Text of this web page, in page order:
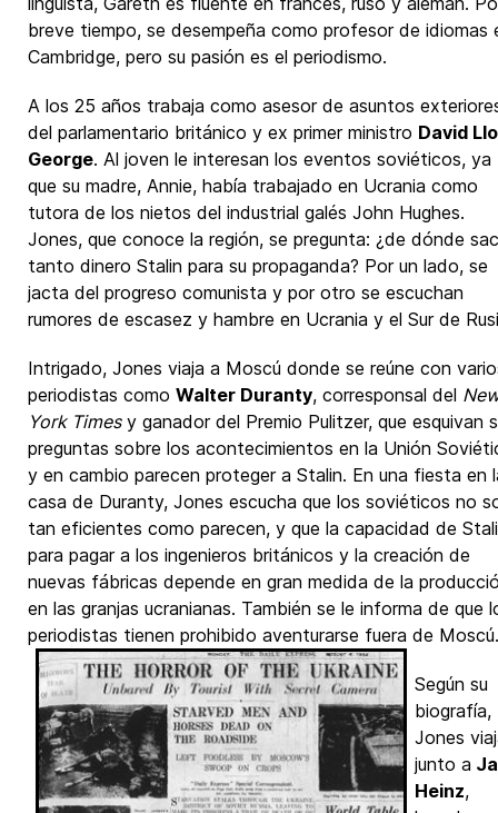
breve tiempo, se desempeña como profesor de idiomas
Cambridge, pero su pasión es el periodismo.
A los 25 años trabaja como asesor de asuntos
del parlamentario británico y ex primer ministro David
George. Al joven le interesan los eventos soviéticos, ya
que su madre, Annie, había trabajado en Ucrania como
tutora de los nietos del industrial galés John Hughes.
Jones, que conoce la región, se pregunta: ¿de dónde
tanto dinero Stalin para su propaganda? Por un lado, se
jacta del progreso comunista y por otro se escuchan
rumores de escasez y hambre en Ucrania y el Sur de
Intrigado, Jones viaja a Moscú donde se reúne con
periodistas como Walter Duranty, corresponsal del
York Timesy ganador del Premio Pulitzer, que esquivan
preguntas sobre los acontecimientos en la Unión
y en cambio parecen proteger a Stalin. En una fiesta en
casa de Duranty, Jones escucha que los soviéticos no
tan eficientes como parecen, y que la capacidad de
para pagar a los ingenieros británicos y la creación de
nuevas fábricas depende en gran medida de la
en las granjas ucranianas. También se le informa de que
periodistas tienen prohibido aventurarse fuera de Moscú.
Según su
biografía,
Jones
junto a
Heinz,